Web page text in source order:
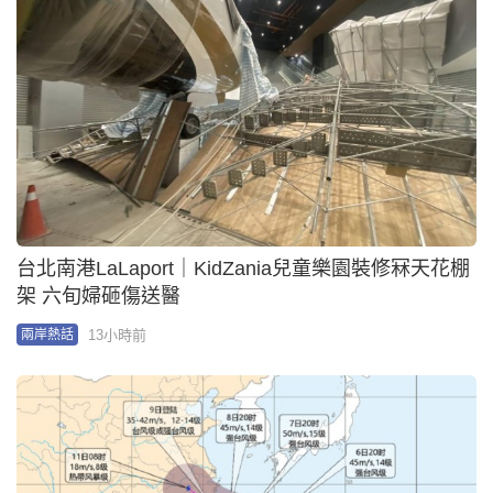
台北南港LaLaport｜KidZania兒童樂園裝修冧天花棚
架 六旬婦砸傷送醫
兩岸熱話 13小時前